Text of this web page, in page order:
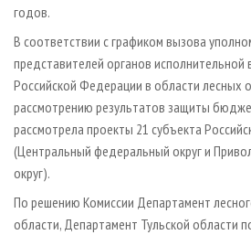
ИНСТРУМЕНТ И МАТЕРИАЛЫ
БИБЛИОТЕКА СПЕЦИАЛИСТА
годов.
В соответствии с графиком вызова
представителей органов исполнительной
Российской Федерации в области лесных
рассмотрению результатов защиты
рассмотрела проекты 21 субъекта
(Центральный федеральный округ и
округ).
По решению Комиссии Департамент
области, Департамент Тульской области